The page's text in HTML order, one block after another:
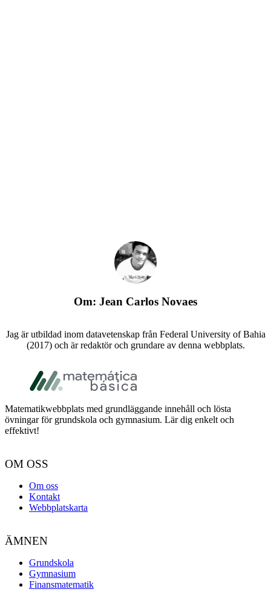
Om: Jean Carlos Novaes
Jag är utbildad inom datavetenskap från Federal University of Bahia
(2017) och är redaktör och grundare av denna webbplats.
Footer
Matematikwebbplats med grundläggande innehåll och lösta
övningar för grundskola och gymnasium. Lär dig enkelt och
effektivt!
OM OSS
Om oss
Kontakt
Webbplatskarta
ÄMNEN
Grundskola
Gymnasium
Finansmatematik